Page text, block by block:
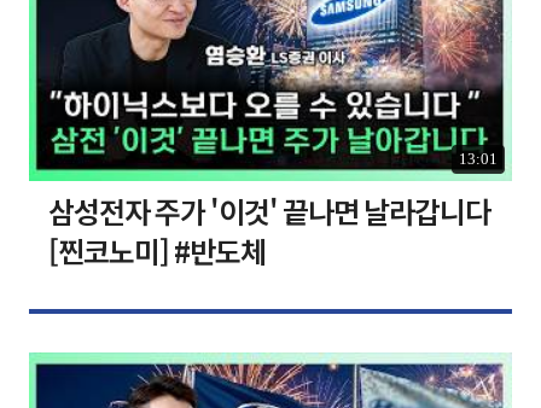
13:01
삼성전자 주가 '이것' 끝나면 날라갑니다
[찐코노미] #반도체